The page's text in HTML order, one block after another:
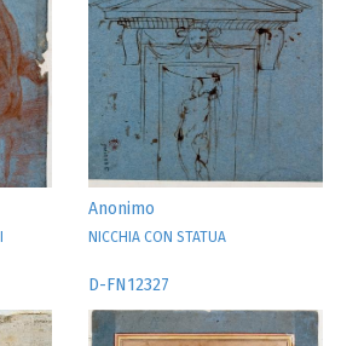
Anonimo
NICCHIA CON STATUA
D-FN12327